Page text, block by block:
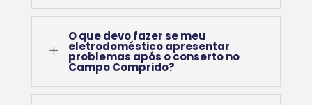
L
O que devo fazer se meu
eletrodoméstico apresentar
problemas após o conserto no
Campo Comprido?